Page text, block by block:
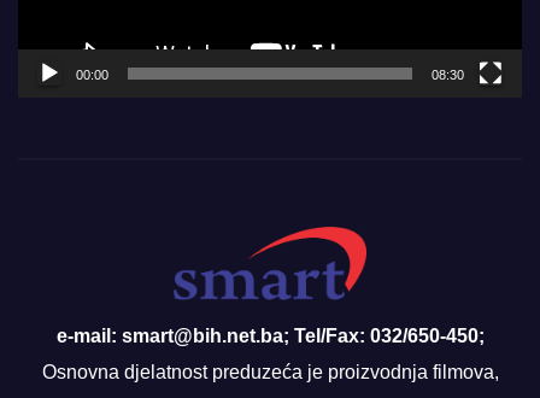
00:00 08:30
e-mail: smart@bih.net.ba; Tel/Fax: 032/650-450;
Osnovna djelatnost preduzeća je proizvodnja filmova,